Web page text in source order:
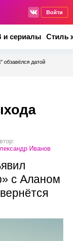
Войти
и сериалы Стиль
обзавёлся датой
Иванов
с Аланом